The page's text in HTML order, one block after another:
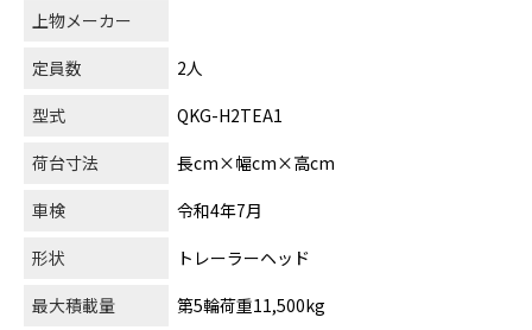
上物メーカー
定員数
2人
型式
QKG-H2TEA1
荷台寸法
長cm×幅cm×高cm
車検
令和4年7月
形状
トレーラーヘッド
最大積載量
第5輪荷重11,500kg